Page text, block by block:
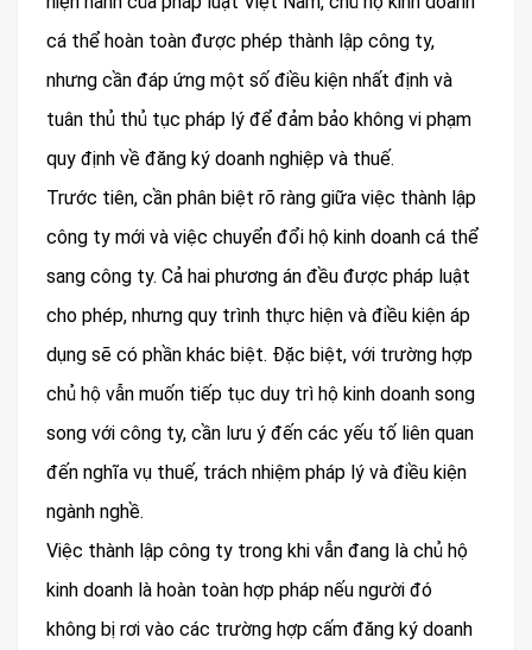
cá thể hoàn toàn được phép thành lập công ty,
nhưng cần đáp ứng một số điều kiện nhất định và
tuân thủ thủ tục pháp lý để đảm bảo không vi phạm
quy định về đăng ký doanh nghiệp và thuế.
Trước tiên, cần phân biệt rõ ràng giữa việc thành lập
công ty mới và việc chuyển đổi hộ kinh doanh cá thể
sang công ty. Cả hai phương án đều được pháp luật
cho phép, nhưng quy trình thực hiện và điều kiện áp
dụng sẽ có phần khác biệt. Đặc biệt, với trường hợp
chủ hộ vẫn muốn tiếp tục duy trì hộ kinh doanh song
song với công ty, cần lưu ý đến các yếu tố liên quan
đến nghĩa vụ thuế, trách nhiệm pháp lý và điều kiện
ngành nghề.
Việc thành lập công ty trong khi vẫn đang là chủ hộ
kinh doanh là hoàn toàn hợp pháp nếu người đó
không bị rơi vào các trường hợp cấm đăng ký doanh